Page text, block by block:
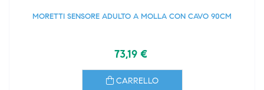
MORETTI SENSORE ADULTO A MOLLA CON CAVO 90CM
73,19 €
CARRELLO